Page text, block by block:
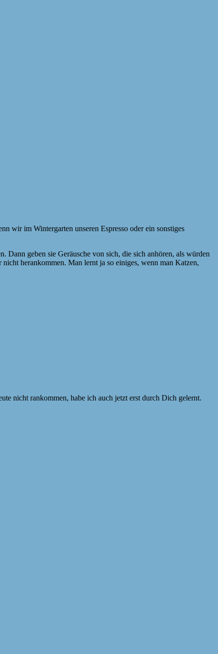
wir im Wintergarten unseren Espresso oder ein sonstiges
geben sie Geräusche von sich, die sich anhören, als würden
herankommen. Man lernt ja so einiges, wenn man Katzen,
nicht rankommen, habe ich auch jetzt erst durch Dich gelernt.